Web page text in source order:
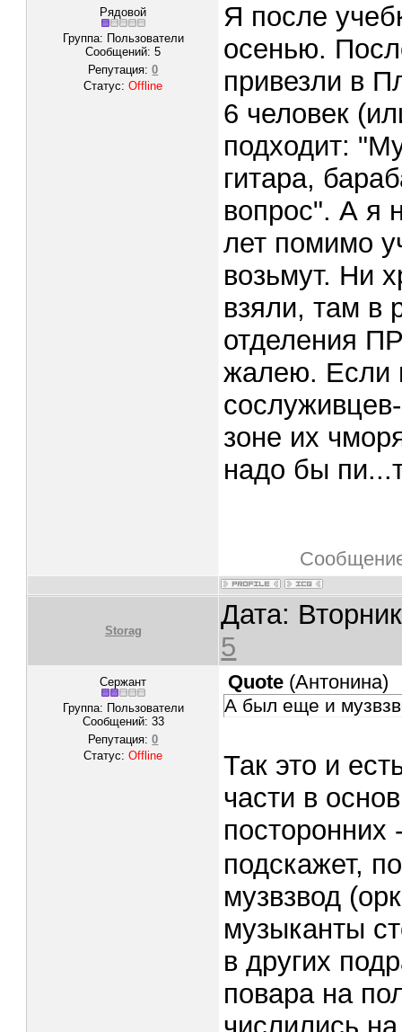
Рядовой
Группа: Пользователи
Сообщений:5
Репутация:0
Статус:Offline
Я после
осенью.
привезли в
6 человек
подходит:
гитара,
вопрос". А я
лет помимо
возьмут. Ни
взяли, там в
отделения
жалею. Если
зоне их
надо бы
Storag
Дата:
5
Сержант
Группа: Пользователи
Сообщений: 33
Репутация:0
Статус:Offline
Quote (Антонина)
А был еще и
Так это и
части в
посторонних
подскажет,
музвзвод
музыканты
в других
повара на